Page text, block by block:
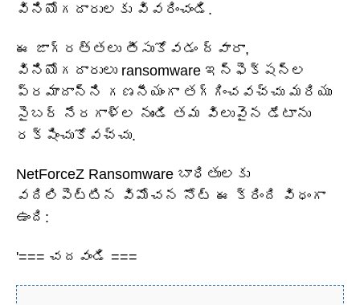
వినియోగదారులకు వివరించండి.
ఈ జాగ్రత్తలు తీసుకోవడం ద్వారా,
వినియోగదారులు ransomware ఇన్ఫెక్షన్ల
ప్రమాదాన్ని గణనీయంగా తగ్గించవచ్చు మరియు
సైబర్ నేరగాళ్ల నుండి తమ విలువైన డేటాను
రక్షించుకోవచ్చు.
NetForceZ Ransomware బాధితులకు
వదిలిపెట్టిన విమోచన నోట్ ఈ క్రింది విధంగా
ఉంది:
'=== చదవండి ===